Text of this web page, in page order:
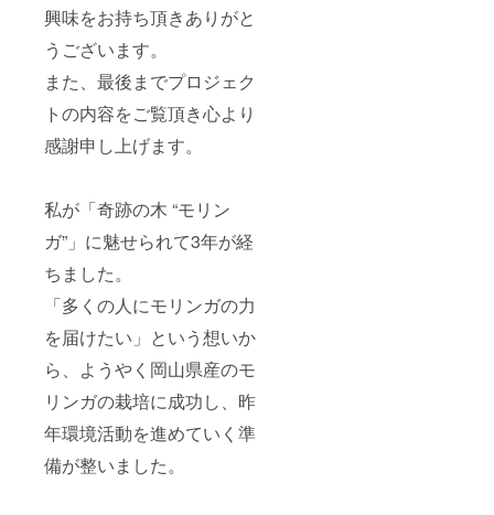
興味をお持ち頂きありがと
うございます。
また、最後までプロジェク
トの内容をご覧頂き心より
感謝申し上げます。
私が「奇跡の木 “モリン
ガ”」に魅せられて3年が経
ちました。
「多くの人にモリンガの力
を届けたい」という想いか
ら、ようやく岡山県産のモ
リンガの栽培に成功し、昨
年環境活動を進めていく準
備が整いました。